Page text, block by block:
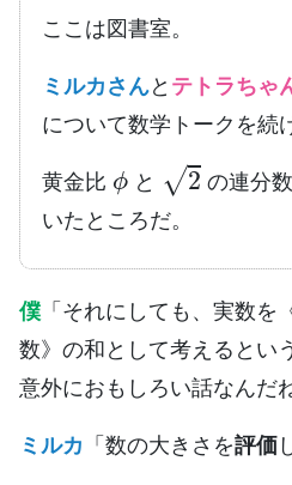
ここは図書室。
ミルカさんと テトラちゃ
について数学トークを続
黄金比
と
の連分
いたところだ。
僕 「それにしても、実数を
数》の和として考えるとい
意外におもしろい話なんだ
ミルカ 「数の大きさを評価